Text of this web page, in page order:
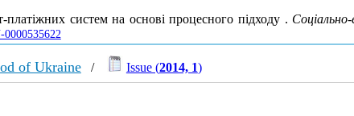
систем на основі процесного підходу .
0000535622
of Ukraine/ Issue (2014, 1)